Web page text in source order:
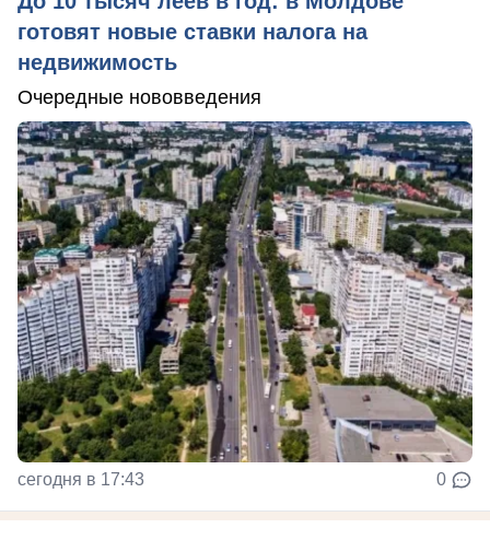
готовят новые ставки налога на
недвижимость
Очередные нововведения
сегодня в 17:43 0